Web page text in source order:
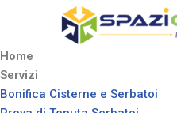
al
contenuto
Home
Servizi
Bonifica Cisterne e Serbatoi